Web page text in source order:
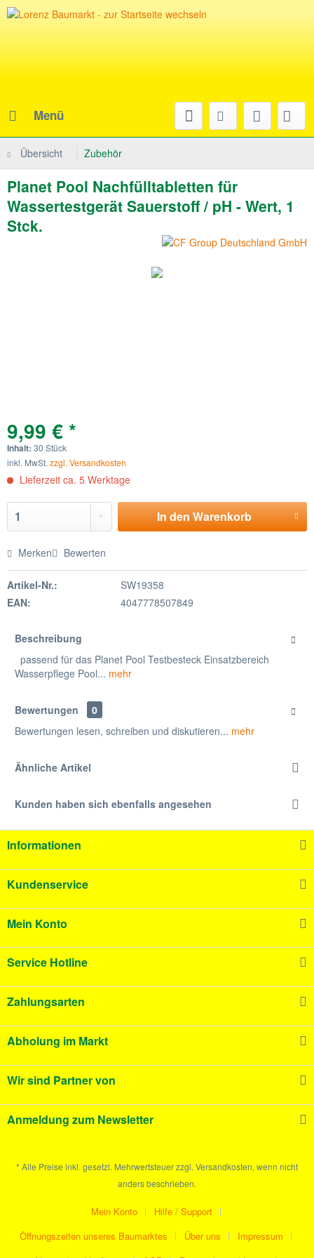
Menü
Übersicht Zubehör
Planet Pool Nachfülltabletten für
Wassertestgerät Sauerstoff / pH - Wert, 1
Stck.
9,99 € *
Inhalt: 30 Stück
inkl. MwSt. zzgl. Versandkosten
Lieferzeit ca. 5 Werktage
In denWarenkorb
Merken Bewerten
Artikel-Nr.:
SW19358
EAN:
4047778507849
Beschreibung
passend für das Planet Pool Testbesteck Einsatzbereich
Wasserpflege Pool... mehr
Bewertungen
0
Bewertungen lesen, schreiben und diskutieren... mehr
Ähnliche Artikel
Kunden haben sich ebenfalls angesehen
Informationen
Kundenservice
Mein Konto
Service Hotline
Zahlungsarten
Abholung im Markt
Wir sind Partner von
Anmeldung zum Newsletter
* Alle Preise inkl. gesetzl. Mehrwertsteuer zzgl. Versandkosten, wenn nicht
anders beschrieben.
Mein Konto
Hilfe / Support
Öffnungszeiten unseres Baumarktes
Über uns
Impressum